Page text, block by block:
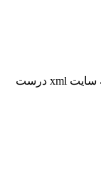
این ماژول برای فروشگاه اپن کارتی شما نقشه سایت xml درست